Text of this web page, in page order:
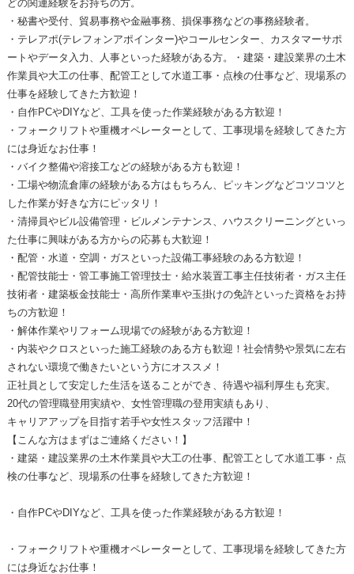
どの関連経験をお持ちの方。
・秘書や受付、貿易事務や金融事務、損保事務などの事務経験者。
・テレアポ(テレフォンアポインター)やコールセンター、カスタマーサポ
ートやデータ入力、人事といった経験がある方。・建築・建設業界の土木
作業員や大工の仕事、配管工として水道工事・点検の仕事など、現場系の
仕事を経験してきた方歓迎！
・自作PCやDIYなど、工具を使った作業経験がある方歓迎！
・フォークリフトや重機オペレーターとして、工事現場を経験してきた方
には身近なお仕事！
・バイク整備や溶接工などの経験がある方も歓迎！
・工場や物流倉庫の経験がある方はもちろん、ピッキングなどコツコツと
した作業が好きな方にピッタリ！
・清掃員やビル設備管理・ビルメンテナンス、ハウスクリーニングといっ
た仕事に興味がある方からの応募も大歓迎！
・配管・水道・空調・ガスといった設備工事経験のある方歓迎！
・配管技能士・管工事施工管理技士・給水装置工事主任技術者・ガス主任
技術者・建築板金技能士・高所作業車や玉掛けの免許といった資格をお持
ちの方歓迎！
・解体作業やリフォーム現場での経験がある方歓迎！
・内装やクロスといった施工経験のある方も歓迎！社会情勢や景気に左右
されない環境で働きたいという方にオススメ！
正社員として安定した生活を送ることができ、待遇や福利厚生も充実。
20代の管理職登用実績や、女性管理職の登用実績もあり、
キャリアアップを目指す若手や女性スタッフ活躍中！
【こんな方はまずはご連絡ください！】
・建築・建設業界の土木作業員や大工の仕事、配管工として水道工事・点
検の仕事など、現場系の仕事を経験してきた方歓迎！
・自作PCやDIYなど、工具を使った作業経験がある方歓迎！
・フォークリフトや重機オペレーターとして、工事現場を経験してきた方
には身近なお仕事！